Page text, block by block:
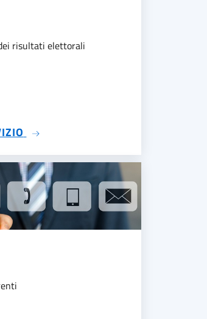
risultati elettorali
SU ELEZIONI